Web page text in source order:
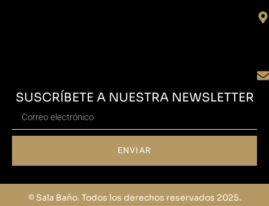
SUSCRÍBETE A NUESTRA NEWSLETTER
ENVIAR
© Sala Baño. Todos los derechos reservados 2025.